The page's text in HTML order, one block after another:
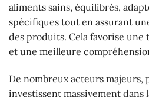
aliments sains, équilibrés,
spécifiques tout en assurant
des produits. Cela favorise
et une meilleure
De nombreux acteurs majeurs,
investissent massivement dans